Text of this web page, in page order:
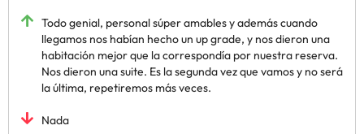
Todo genial, personal súper amables y además cuando
llegamos nos habían hecho un up grade, y nos dieron una
habitación mejor que la correspondía por nuestra reserva.
Nos dieron una suite. Es la segunda vez que vamos y no será
la última, repetiremos más veces.
Nada